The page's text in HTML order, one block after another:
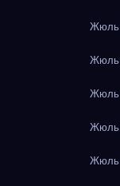
Жюль
Жюль
Жюль
Жюль
Жюль